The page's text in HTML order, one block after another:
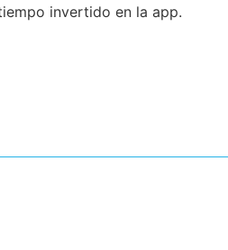
invertido en la app.